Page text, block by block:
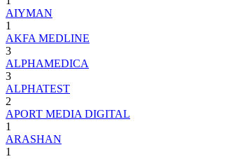
AIYMAN
1
AKFA MEDLINE
3
ALPHAMEDICA
3
ALPHATEST
2
APORT MEDIA DIGITAL
1
ARASHAN
1